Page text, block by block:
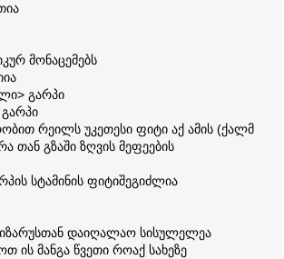
განვითარების რაღაც ეტაპზე გარპი
ბოლოსკენ როჯერს უფრო სწრაფი
მონაცემებს
გარპი
რეილს უკეთესი ფიტი აქ ამის (ქალმ
თან გზაში ზღვის მეფეების
სტამინის ფიტიშეგიძლია
დაიღალაო სისულელეა
ის მანგა წვეთი როაქ სახეზე